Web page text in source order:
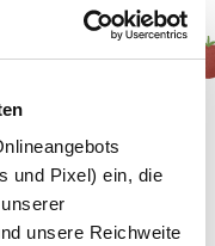
und Pixel) ein, die
unsere Reichweite
unter
sowie
und